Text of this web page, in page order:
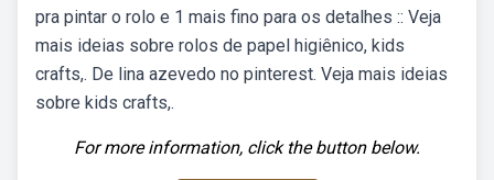
pra pintar o rolo e 1 mais fino para os detalhes :: Veja
mais ideias sobre rolos de papel higiênico, kids
crafts,. De lina azevedo no pinterest. Veja mais ideias
sobre kids crafts,.
For more information, click the button below.